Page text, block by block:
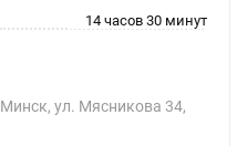
14 часов 30 минут
ул. Мясникова 34,